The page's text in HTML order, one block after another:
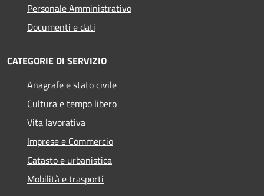
Personale Amministrativo
Documenti e dati
CATEGORIE DI SERVIZIO
Anagrafe e stato civile
Cultura e tempo libero
Vita lavorativa
Imprese e Commercio
Catasto e urbanistica
Mobilità e trasporti